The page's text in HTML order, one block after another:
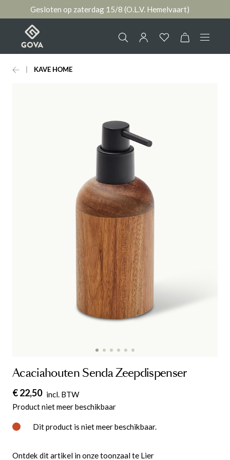
Gesloten op zaterdag 15/8 (O.L.V. Hemelvaart)
Collectie
Nieuws & Inspiratie
AANMELDEN
registreren
KAVE HOME
Acaciahouten Senda Zeepdispenser
€ 22,50 incl. BTW
Product niet meer beschikbaar
Dit product is niet meer beschikbaar.
Ontdek dit artikel in onze toonzaal te Lier